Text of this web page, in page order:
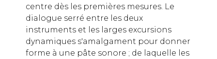
centre dès les premières mesures. Le
dialogue serré entre les deux
instruments et les larges excursions
dynamiques s'amalgament pour donner
forme à une pâte sonore ; de laquelle les